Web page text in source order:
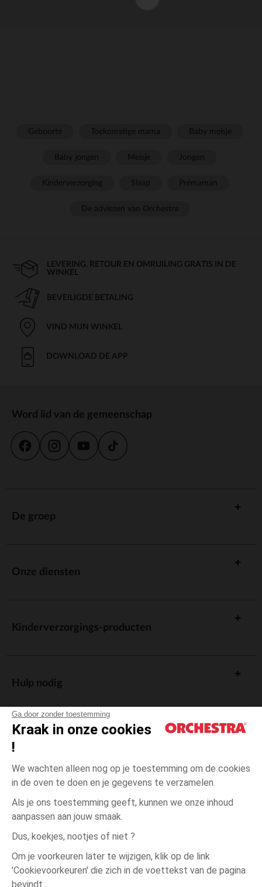
Ga door zonder toestemming
Kraak in onze cookies
!
We wachten alleen nog op je toestemming om de cookies
in de oven te doen en je gegevens te verzamelen.
Als je ons toestemming geeft, kunnen we onze inhoud
aanpassen aan jouw smaak.
Dus, koekjes, nootjes of niet ?
Om je voorkeuren later te wijzigen, klik op de link
'Cookievoorkeuren' die zich in de voettekst van de pagina
bevindt.
Ecru Ecru
3
LEVERING, RETOUR EN OMRUILING GRATIS IN DE
WINKEL
BEVEILIGDE BETALING
VIND MIJN WINKEL
DOWNLOAD DE APP
Word lid van de gemeenschap
De groep
Onze diensten
Kinderverzorgings-producten
Hulp nodig
Algemene verkoopsvoorwaarden
Wettelijke bepalingen
Persoonsgegevens